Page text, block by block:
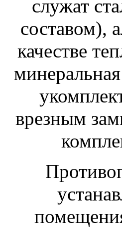
служат
составом),
качестве
врезным